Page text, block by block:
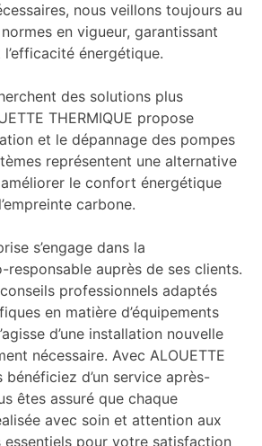
nous veillons toujours au
en vigueur, garantissant
énergétique.
des solutions plus
THERMIQUE propose
et le dépannage des pompes
représentent une alternative
le confort énergétique
carbone.
s’engage dans la
responsable auprès de ses clients.
professionnels adaptés
en matière d’équipements
d’une installation nouvelle
nécessaire. Avec ALOUETTE
bénéficiez d’un service après-
êtes assuré que chaque
avec soin et attention aux
essentiels pour votre satisfaction